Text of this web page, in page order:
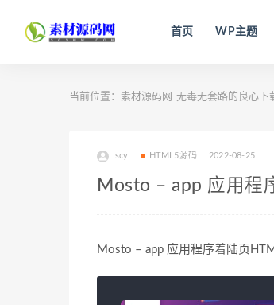
首页 WP主题
当前位置： 素材源码网-无毒无套路的良心下
scy HTML5源码 2022-08-25
Mosto – app 应用程
Mosto – app 应用程序着陆页